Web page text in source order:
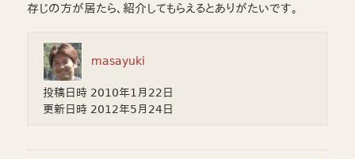
存じの方が居たら、紹介してもらえるとありがたいです。
masayuki
投稿日時 2010年1月22日
更新日時 2012年5月24日